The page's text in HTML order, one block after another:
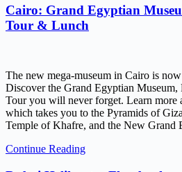
Cairo: Grand Egyptian
Tour & Lunch
The new mega-museum in Cairo is
Discover the Grand Egyptian
Tour you will never forget. Learn more
which takes you to the Pyramids of
Temple of Khafre, and the New
Continue Reading